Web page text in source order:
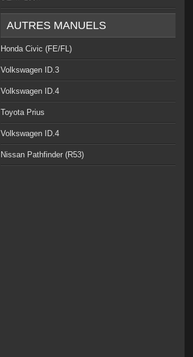
AUTRES MANUELS
Honda Civic (FE/FL)
Volkswagen ID.3
Volkswagen ID.4
Toyota Prius
Volkswagen ID.4
Nissan Pathfinder (R53)